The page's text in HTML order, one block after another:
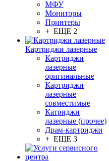
МФУ
Мониторы
Принтеры
+ ЕЩЕ 2
Картриджи лазерные
Картриджи
лазерные
оригинальные
Картриджи
лазерные
совместимые
Катриджи
лазерные (прочее)
Драм-картриджи
+ ЕЩЕ 3